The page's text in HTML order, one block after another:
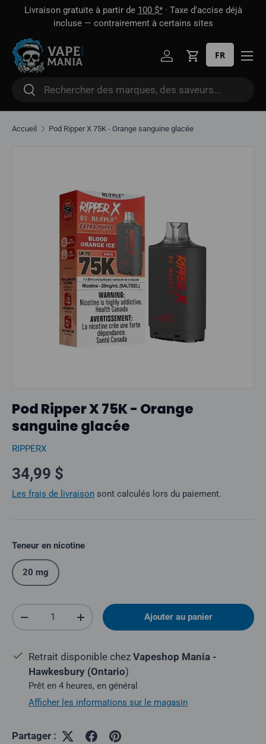
Aller directement au contenu
Livraison gratuite à partir de 100 $*· Taxe d'accise déjà
incluse — contrairement à certains sites
Rechercher
Rechercher
Se connecter
Panier
FR
Accueil Pod Ripper X 75K - Orange sanguine glacée
Pod Ripper X 75K - Orange
sanguine glacée
RIPPERX
Prix normal
34,99 $
Les frais de livraison sont calculés lors du paiement.
Teneur en nicotine
20 mg
Quantité
Réduire la quantitéAugmenter la quantitéAjouter au panier
Retrait disponible chez Vapeshop Mania -
Hawkesbury (Ontario)
Prêt en 4 heures, en général
Afficher les informations sur le magasin
Partager :